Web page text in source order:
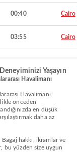
00:40 Cairo
03:55 Cairo
Yaşayın
Havalimanı
Havalimanı
önceden
en düşük
daha az
hakkı, ikramlar ve
bu yüzden size uygun